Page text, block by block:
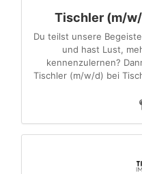
Tischler (m/
Du teilst unsere
und hast Lust,
kennenzulernen?
Tischler (m/w/d) bei